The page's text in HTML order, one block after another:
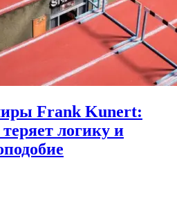
Frank Kunert:
логику и